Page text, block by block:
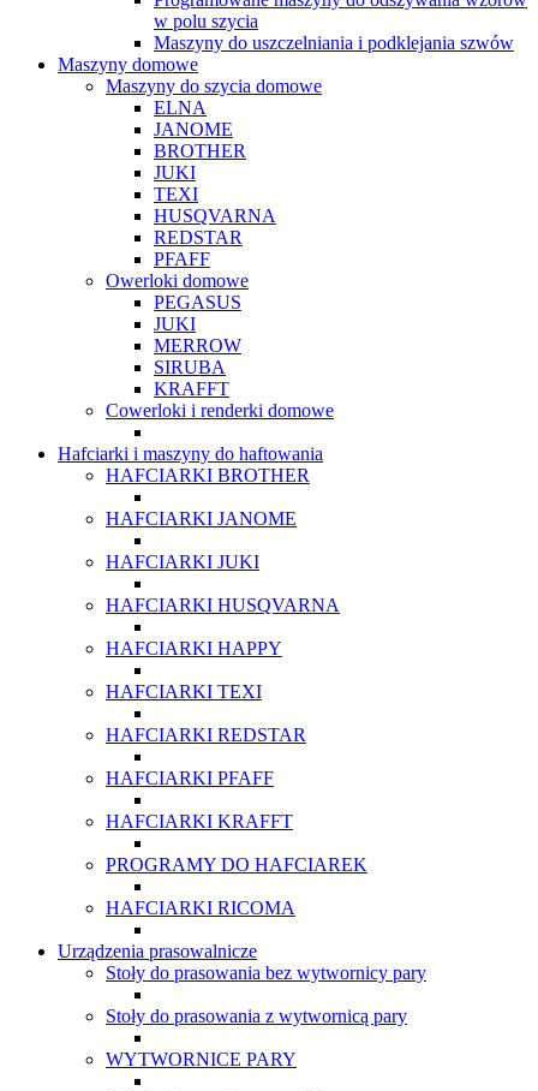
w polu szycia
Maszyny do uszczelniania i podklejania szwów
Maszyny domowe
Maszyny do szycia domowe
ELNA
JANOME
BROTHER
JUKI
TEXI
HUSQVARNA
REDSTAR
PFAFF
Owerloki domowe
PEGASUS
JUKI
MERROW
SIRUBA
KRAFFT
Cowerloki i renderki domowe
Hafciarki i maszyny do haftowania
HAFCIARKI BROTHER
HAFCIARKI JANOME
HAFCIARKI JUKI
HAFCIARKI HUSQVARNA
HAFCIARKI HAPPY
HAFCIARKI TEXI
HAFCIARKI REDSTAR
HAFCIARKI PFAFF
HAFCIARKI KRAFFT
PROGRAMY DO HAFCIAREK
HAFCIARKI RICOMA
Urządzenia prasowalnicze
Stoły do prasowania bez wytwornicy pary
Stoły do prasowania z wytwornicą pary
WYTWORNICE PARY